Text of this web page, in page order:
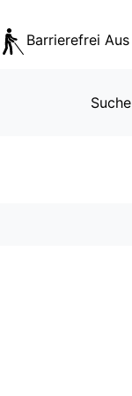
Barrierefrei Aus
Suche